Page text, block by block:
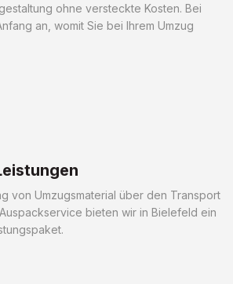
ohne versteckte Kosten. Bei
an, womit Sie bei Ihrem Umzug
von Umzugsmaterial über den Transport
bieten wir in Bielefeld ein